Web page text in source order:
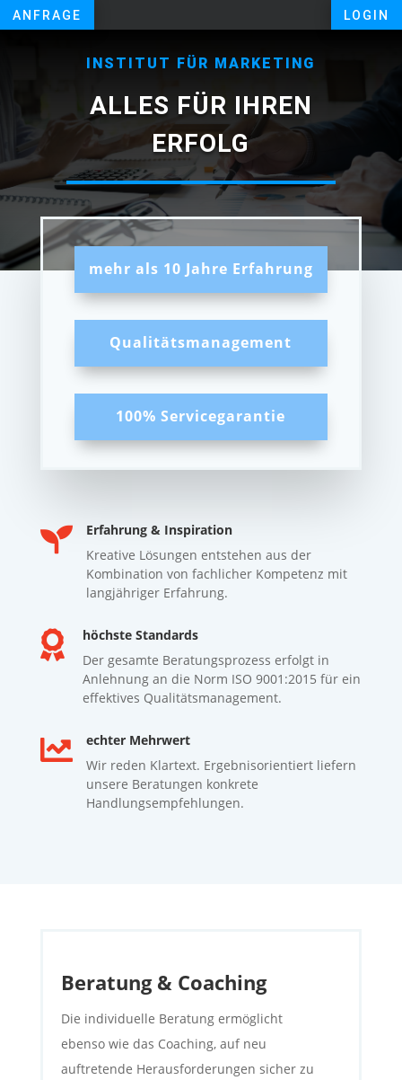
ANFRAGE LOGIN
INSTITUT FÜR MARKETING
ALLES FÜR IHREN
ERFOLG
mehr als 10 Jahre Erfahrung
Qualitätsmanagement
100% Servicegarantie

Erfahrung & Inspiration
Kreative Lösungen entstehen aus der
Kombination von fachlicher Kompetenz mit
langjähriger Erfahrung.

höchste Standards
Der gesamte Beratungsprozess erfolgt in
Anlehnung an die Norm ISO 9001:2015 für ein
effektives Qualitätsmanagement.

echter Mehrwert
Wir reden Klartext. Ergebnisorientiert liefern
unsere Beratungen konkrete
Handlungsempfehlungen.
Beratung & Coaching
Die individuelle Beratung ermöglicht
ebenso wie das Coaching, auf neu
auftretende Herausforderungen sicher zu